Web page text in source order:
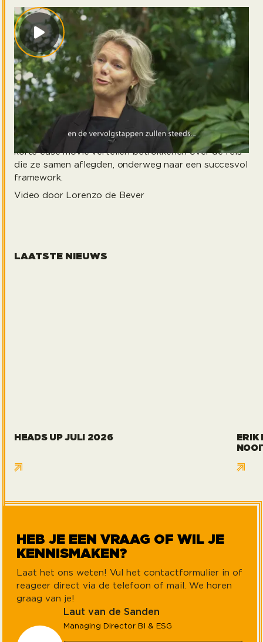
Bij softwarebedrijf Planon heeft een team van
Kasparov BI een corporate reporting framework
ontwikkeld. Kim Bergmans-Keijzer, Global Information
Management Director bij Planon: “Drie miljoen
mensen gebruiken onze software. Onze uitdaging:
één waarheid over data om een constructief gesprek
te voeren en data driven beslissingen te nemen”
Planon wilde betrouwbare, kwalitatieve data in een
duidelijke structuur, storytelling om het héle verhaal
te vertellen en een goede gebruikerservaring. In een
korte case movie vertellen betrokkenen over de reis
die ze samen aflegden, onderweg naar een succesvol
framework.
Video door Lorenzo de Bever
LAATSTE NIEUWS
HEADS UP JULI 2026
ERIK
HEB JE EEN VRAAG OF WIL JE
KENNISMAKEN?
Laat het ons weten! Vul het contactformulier in of
reageer direct via de telefoon of mail. We horen
graag van je!
Laut van de Sanden
Managing Director BI & ESG